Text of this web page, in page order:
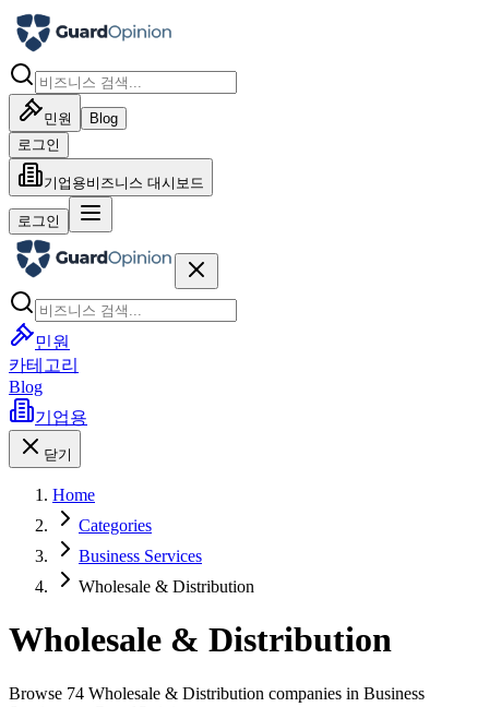
민원
Blog
로그인
기업용비즈니스 대시보드
로그인
민원
카테고리
Blog
기업용
닫기
Home
Categories
Business Services
Wholesale & Distribution
Wholesale & Distribution
Browse 74 Wholesale & Distribution companies in Business